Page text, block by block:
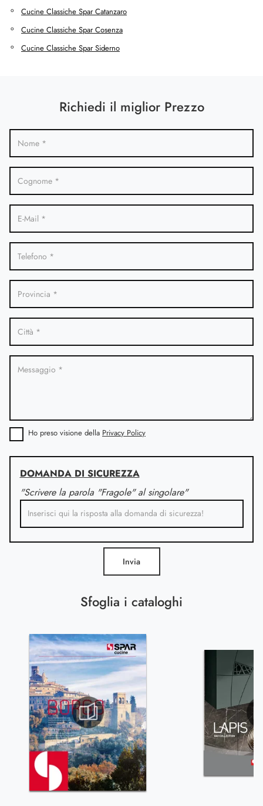
Cucine Classiche Spar Catanzaro
Cucine Classiche Spar Cosenza
Cucine Classiche Spar Siderno
Sfoglia i cataloghi
Richiedi il miglior Prezzo
Ho preso visione della Privacy Policy
DOMANDA DI SICUREZZA
"Scrivere la parola "Fragole" al singolare"
Invia